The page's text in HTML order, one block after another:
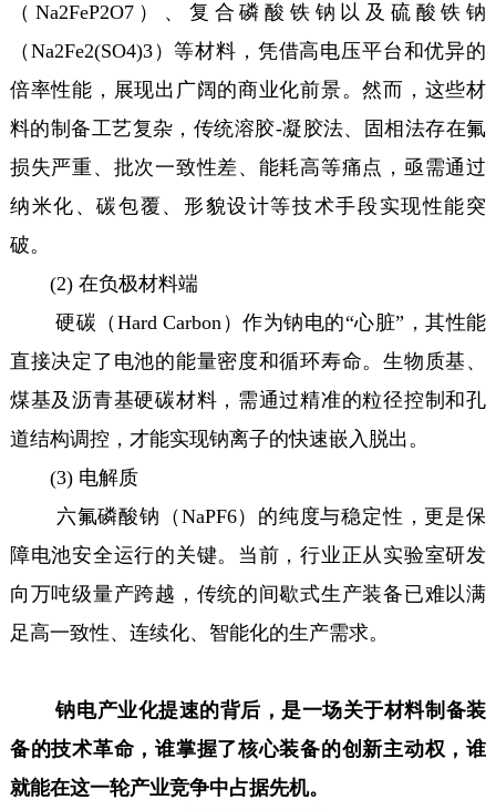
（Na2FeP2O7）、复合磷酸铁钠以及硫酸铁钠
（Na2Fe2(SO4)3）等材料，凭借高电压平台和优异的
倍率性能，展现出广阔的商业化前景。然而，这些材
料的制备工艺复杂，传统溶胶-凝胶法、固相法存在氟
损失严重、批次一致性差、能耗高等痛点，亟需通过
纳米化、碳包覆、形貌设计等技术手段实现性能突
破。
(2) 在负极材料端
硬碳（Hard Carbon）作为钠电的“心脏”，其性能
直接决定了电池的能量密度和循环寿命。生物质基、
煤基及沥青基硬碳材料，需通过精准的粒径控制和孔
道结构调控，才能实现钠离子的快速嵌入脱出。
(3) 电解质
六氟磷酸钠（NaPF6）的纯度与稳定性，更是保
障电池安全运行的关键。当前，行业正从实验室研发
向万吨级量产跨越，传统的间歇式生产装备已难以满
足高一致性、连续化、智能化的生产需求。
钠电产业化提速的背后，是一场关于材料制备装
备的技术革命，谁掌握了核心装备的创新主动权，谁
就能在这一轮产业竞争中占据先机。